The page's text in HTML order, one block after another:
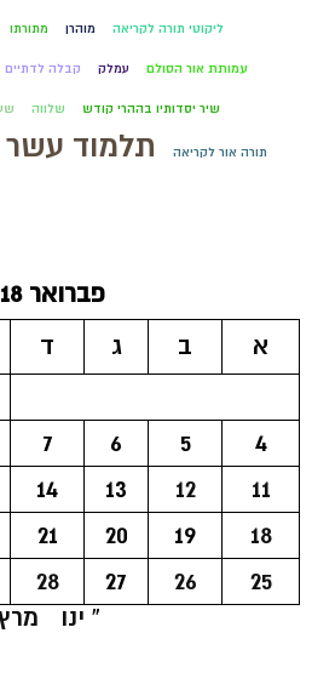
ליקוטי תורה לקריאה מוהרן מתורתו
עמותת אור הסולם עמלק קבלה לדתיים
שיר יסדותיו בההרי קודש שלווה
תורה אור לקריאה תלמוד עשר
פברואר 2018
א
ב ג ד
4
5
6
7
11
12
13
14
18
19
20
21
25
26
27
28
« ינו